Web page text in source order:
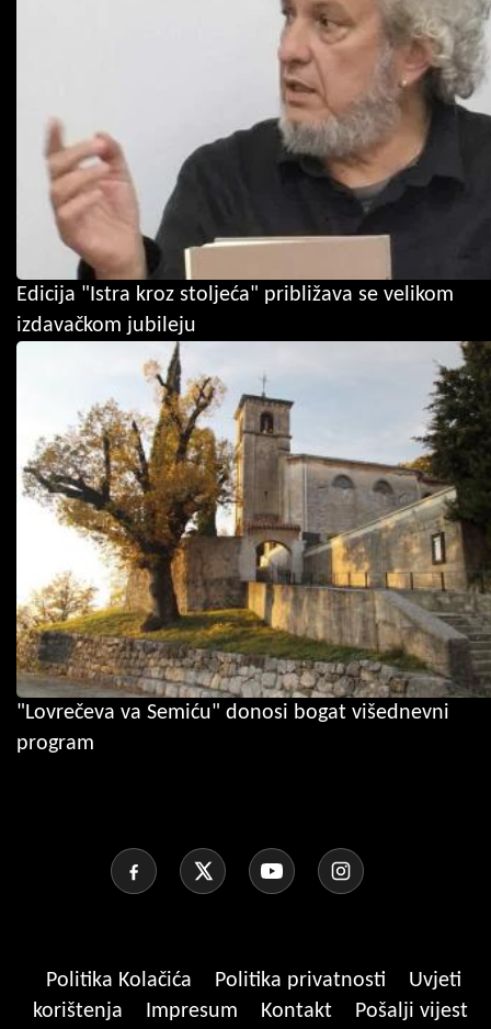
Edicija "Istra kroz stoljeća" približava se velikom
izdavačkom jubileju
"Lovrečeva va Semiću" donosi bogat višednevni
program
Politika Kolačića Politika privatnosti
Uvjeti
korištenja
Impresum Kontakt
Pošalji vijest